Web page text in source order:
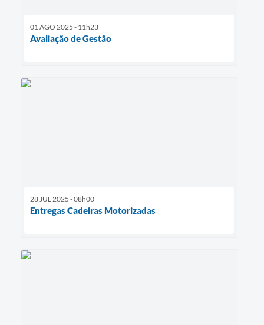
01 AGO 2025 - 11h23
Avaliação de Gestão
28 JUL 2025 - 08h00
Entregas Cadeiras Motorizadas